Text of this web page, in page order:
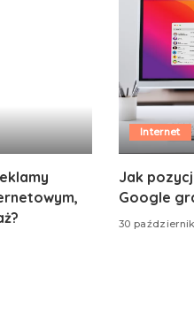
Internet
Jak
Google
30